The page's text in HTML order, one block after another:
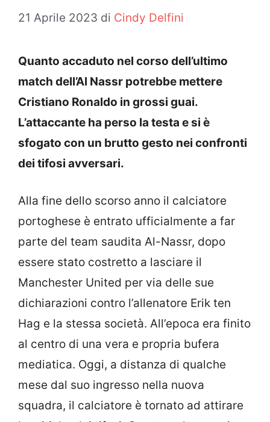
21 Aprile 2023 di Cindy Delfini
Quanto accaduto nel corso dell’ultimo
match dell’Al Nassr potrebbe mettere
Cristiano Ronaldo in grossi guai.
L’attaccante ha perso la testa e si è
sfogato con un brutto gesto nei confronti
dei tifosi avversari.
Alla fine dello scorso anno il calciatore
portoghese è entrato ufficialmente a far
parte del team saudita Al-Nassr, dopo
essere stato costretto a lasciare il
Manchester United per via delle sue
dichiarazioni contro l’allenatore Erik ten
Hag e la stessa società. All’epoca era finito
al centro di una vera e propria bufera
mediatica. Oggi, a distanza di qualche
mese dal suo ingresso nella nuova
squadra, il calciatore è tornato ad attirare